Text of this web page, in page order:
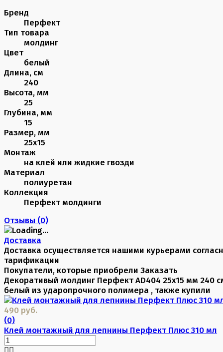
Бренд
Перфект
Тип товара
молдинг
Цвет
белый
Длина, см
240
Высота, мм
25
Глубина, мм
15
Размер, мм
25х15
Монтаж
на клей или жидкие гвозди
Материал
полиуретан
Коллекция
Перфект молдинги
Отзывы (0)
Доставка
Доставка осуществляется нашими курьерами
тарификации
Покупатели, которые приобрели Заказать
Декоративый молдинг Перфект AD404 25х15 мм 240
белый из ударопрочного полимера , также купили
490 руб.
(0)
Клей монтажный для лепнины Перфект Плюс 310 мл